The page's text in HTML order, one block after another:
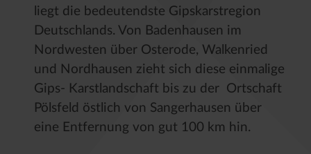
liegt die bedeutendste Gipskarstregion
Deutschlands. Von Badenhausen im
Nordwesten über Osterode, Walkenried
und Nordhausen zieht sich diese einmalige
Gips- Karstlandschaft bis zu der Ortschaft
Pölsfeld östlich von Sangerhausen über
eine Entfernung von gut 100 km hin.